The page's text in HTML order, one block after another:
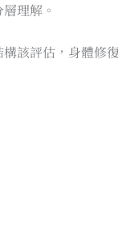
理解。
該評估，身體修